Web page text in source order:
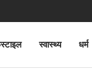
स्वास्थ्य धर्म